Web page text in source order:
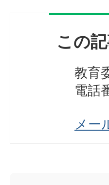
この
教育
電話
メー